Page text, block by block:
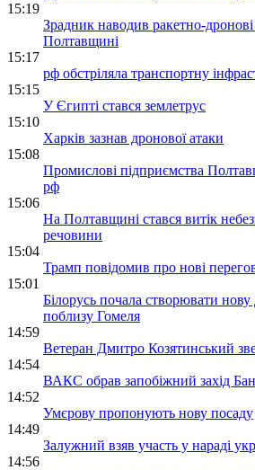
15:19
Зрадник наводив ракетно-
Полтавщині
15:17
рф обстріляла транспортну
15:15
У Єгипті стався землетрус
15:10
Харків зазнав дронової атаки
15:08
Промислові підприємства
рф
15:06
На Полтавщині стався витік
речовини
15:04
Трамп повідомив про нові
15:01
Білорусь почала створювати
поблизу Гомеля
14:59
Ветеран Дмитро Козятинський
14:54
ВАКС обрав запобіжний захід
14:52
Умєрову пропонують нову посаду
14:49
Залужний взяв участь у нараді
14:56